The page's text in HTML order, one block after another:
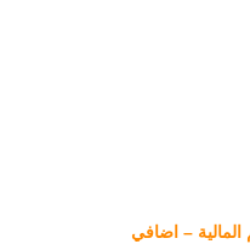
المالية – اضافي